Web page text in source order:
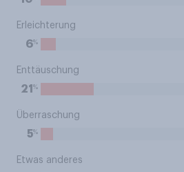
Erleichterung
6%
Enttäuschung
21 %
Überraschung
5%
Etwas anderes